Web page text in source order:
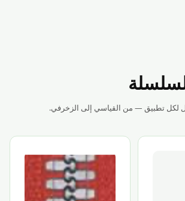
لكل تطبيق — من القياسي إلى الزخرفي.